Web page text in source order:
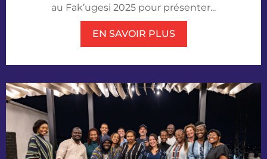
au Fak’ugesi 2025 pour présenter...
EN SAVOIR PLUS